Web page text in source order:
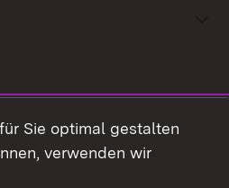
Sie optimal gestalten
verwenden wir